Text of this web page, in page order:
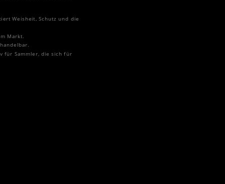
Weisheit, Schutz und die
Markt.
für Sammler, die sich für